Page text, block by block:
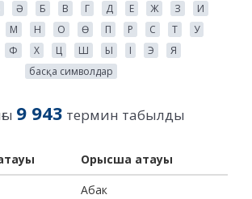
Ә Б В Г Д Е Ж З
И
М Н О Ө П Р С Т
У
Ф Х Ц Ш Ы І Э
Я
басқа символдар
9 943 термин табылды
Орысша атауы
Абак